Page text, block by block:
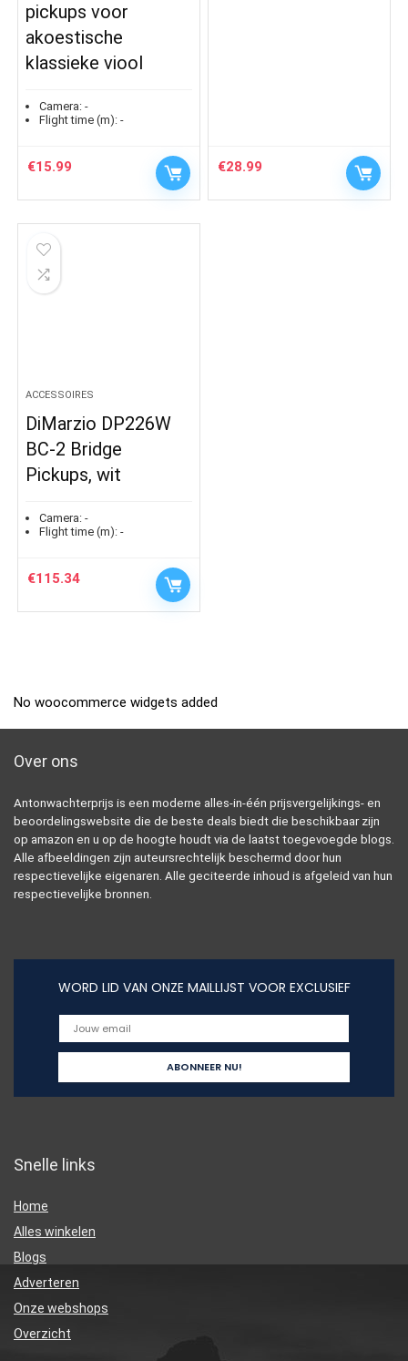
pickups voor
akoestische
klassieke viool
Camera: -
Flight time (m): -
€15.99 €28.99
ACCESSOIRES
DiMarzio DP226W
BC-2 Bridge
Pickups, wit
Camera: -
Flight time (m): -
€115.34
No woocommerce widgets added
Over ons
Antonwachterprijs is een moderne alles-in-één prijsvergelijkings- en
beoordelingswebsite die de beste deals biedt die beschikbaar zijn
op amazon en u op de hoogte houdt via de laatst toegevoegde blogs.
Alle afbeeldingen zijn auteursrechtelijk beschermd door hun
respectievelijke eigenaren. Alle geciteerde inhoud is afgeleid van hun
respectievelijke bronnen.
WORD LID VAN ONZE MAILLIJST VOOR EXCLUSIEF
Snelle links
Home
Alles winkelen
Blogs
Adverteren
Onze webshops
Overzicht